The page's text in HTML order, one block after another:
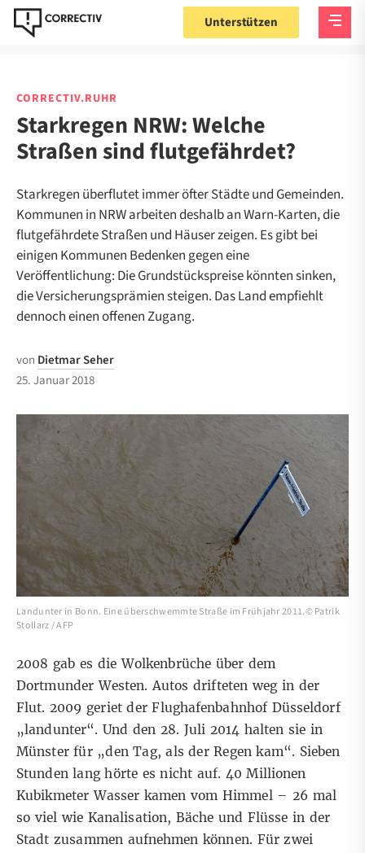
Unterstützen
CORRECTIV.RUHR
Starkregen NRW: Welche
Straßen sind flutgefährdet?
Starkregen überflutet immer öfter Städte und Gemeinden.
Kommunen in NRW arbeiten deshalb an Warn-Karten, die
flutgefährdete Straßen und Häuser zeigen. Es gibt bei
einigen Kommunen Bedenken gegen eine
Veröffentlichung: Die Grundstückspreise könnten sinken,
die Versicherungsprämien steigen. Das Land empfiehlt
dennoch einen offenen Zugang.
von Dietmar Seher
25. Januar 2018
Landunter in Bonn. Eine überschwemmte Straße im Frühjahr 2011.© Patrik
Stollarz / AFP
2008 gab es die Wolkenbrüche über dem
Dortmunder Westen. Autos drifteten weg in der
Flut. 2009 geriet der Flughafenbahnhof Düsseldorf
„landunter“. Und den 28. Juli 2014 halten sie in
Münster für „den Tag, als der Regen kam“. Sieben
Stunden lang hörte es nicht auf. 40 Millionen
Kubikmeter Wasser kamen vom Himmel – 26 mal
so viel wie Kanalisation, Bäche und Flüsse in der
Stadt zusammen aufnehmen können. Für zwei